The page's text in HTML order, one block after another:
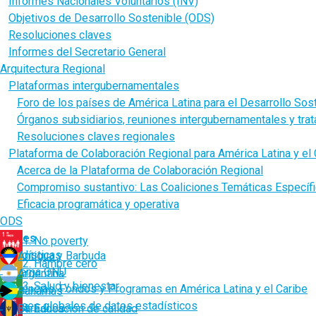
Objetivos de Desarrollo Sostenible (ODS)
Resoluciones claves
Informes del Secretario General
Arquitectura Regional
Plataformas intergubernamentales
Foro de los países de América Latina para el Desarrollo
Órganos subsidiarios, reuniones intergubernamentales y
Resoluciones claves regionales
Plataforma de Colaboración Regional para América Latina y el
Acerca de la Plataforma de Colaboración Regional
Compromiso sustantivo: Las Coaliciones Temáticas
Eficacia programática y operativa
ODS
1. No poverty
2. Hambre cero
3. Salud y bienestar
4. Educación de calidad
Países
Antigua y Barbuda
Argentina
Bahamas
Barbados
Estadísticas
Sistema ONU
Agencias, Fondos y Programas en América Latina y el Caribe
Bases globales de datos estadísticos